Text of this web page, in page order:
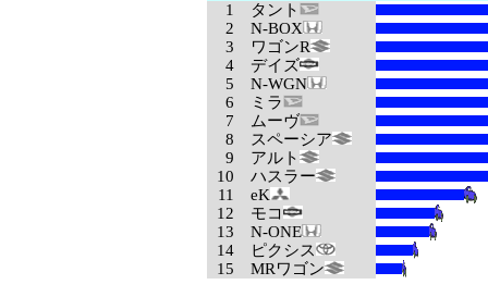
1
タント
2 N-BOX
3 ワゴンR
4 デイズ
5 N-WGN
6 ミラ
7 ムーヴ
8 スペーシア
9 アルト
10 ハスラー
11
eK
12 モコ
13 N-ONE
14 ピクシス
15 MRワゴン